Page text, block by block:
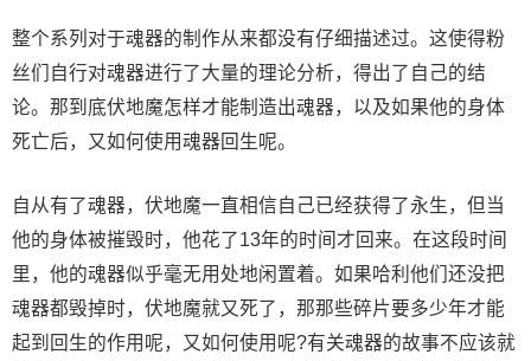
整个系列对于魂器的制作从来都没有仔细描述过。这使得粉
丝们自行对魂器进行了大量的理论分析，得出了自己的结
论。那到底伏地魔怎样才能制造出魂器，以及如果他的身体
死亡后，又如何使用魂器回生呢。
自从有了魂器，伏地魔一直相信自己已经获得了永生，但当
他的身体被摧毁时，他花了13年的时间才回来。在这段时间
里，他的魂器似乎毫无用处地闲置着。如果哈利他们还没把
魂器都毁掉时，伏地魔就又死了，那那些碎片要多少年才能
起到回生的作用呢，又如何使用呢?有关魂器的故事不应该就